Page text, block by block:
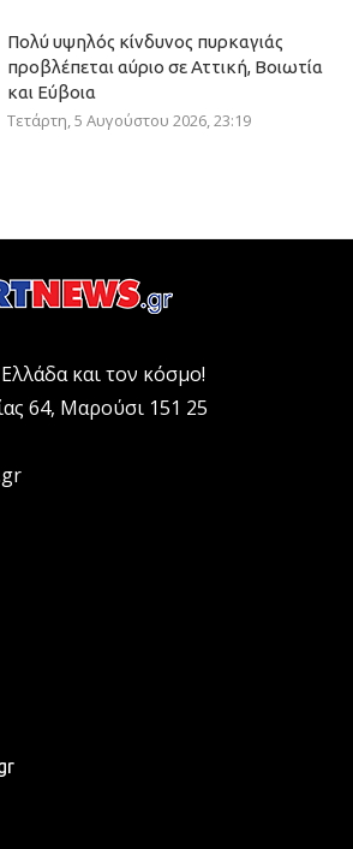
Πολύ υψηλός κίνδυνος πυρκαγιάς
προβλέπεται αύριο σε Αττική, Βοιωτία
και Εύβοια
Τετάρτη, 5 Αυγούστου 2026, 23:19
και τον κόσμο!
64, Μαρούσι 151 25